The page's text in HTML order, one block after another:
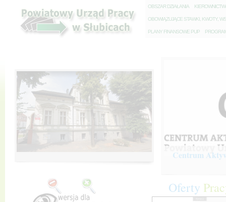
OBSZAR DZIAŁANIA K
OBOWIĄZUJĄCE STAWKI, KWOTY,
PLANY FINANSOWE PUP P
Centrum
Oferty